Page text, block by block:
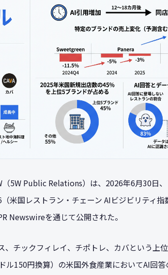
5W Public Relations）は、2026年6月30日
米国レストラン・チェーン AIビジビリティ指
Newswireを通じて公開された。
チックフィレイ、チポトレ、カバという上
150円換算）の米国外食産業においてAI回答